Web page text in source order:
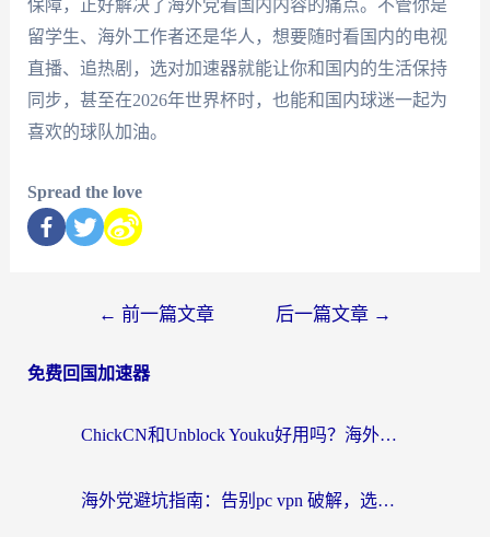
保障，正好解决了海外党看国内内容的痛点。不管你是
留学生、海外工作者还是华人，想要随时看国内的电视
直播、追热剧，选对加速器就能让你和国内的生活保持
同步，甚至在2026年世界杯时，也能和国内球迷一起为
喜欢的球队加油。
Spread the love
← 前一篇文章 后一篇文章 →
免费回国加速器
ChickCN和Unblock Youku好用吗？海外党亲测3款回国加速器，附iOS免费选择指南
海外党避坑指南：告别pc vpn 破解，选对回国加速器轻松访问国内资源